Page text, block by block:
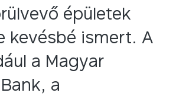
épületek
kevésbé ismert. A
a Magyar
a